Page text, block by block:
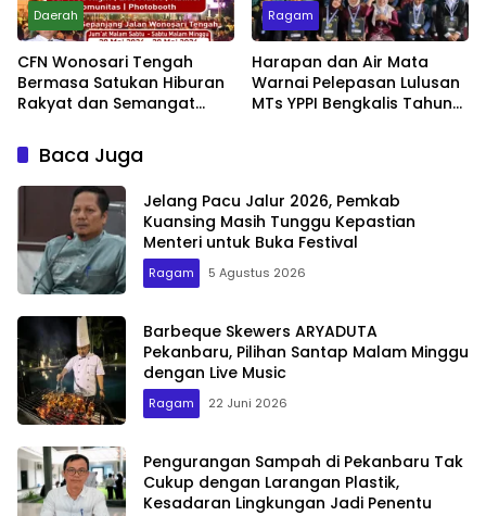
Daerah
CFN Wonosari Tengah
Bermasa Satukan Hiburan
Rakyat dan Semangat
Ragam
Harapan dan Air Mata
Warnai Pelepasan Lulusan
MTs YPPI Bengkalis Tahun
Baca Juga
Jelang Pacu Jalur 2026, Pemkab
Kuansing Masih Tunggu Kepastian
Menteri untuk Buka Festival
Ragam 5 Agustus 2026
Barbeque Skewers ARYADUTA
Pekanbaru, Pilihan Santap Malam Minggu
dengan Live Music
Ragam 22 Juni 2026
Pengurangan Sampah di Pekanbaru Tak
Cukup dengan Larangan Plastik,
Kesadaran Lingkungan Jadi Penentu